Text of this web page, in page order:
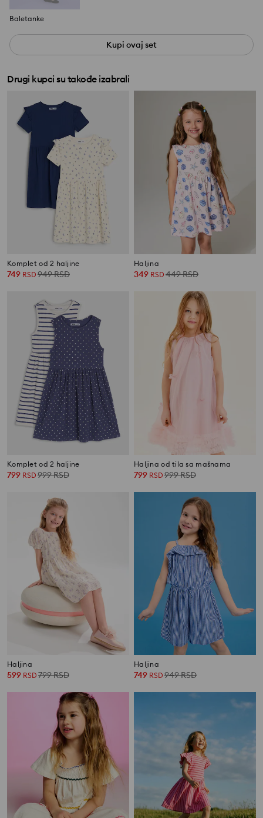
Baletanke
Kupi ovaj set
Drugi kupci su takođe izabrali
Komplet od 2 haljine
749 RSD 949RSD
Haljina
349 RSD 449RSD
Komplet od 2 haljine
799 RSD 999RSD
Haljina od tila sa mašnama
799 RSD 999RSD
Haljina
599 RSD 799RSD
Haljina
749 RSD 949RSD